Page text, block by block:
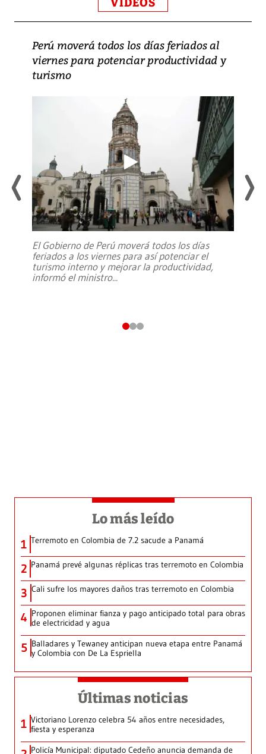
Perú moverá todos los días feriados al
viernes para potenciar productividad y
turismo
El Gobierno de Perú moverá todos los días
feriados a los viernes para así potenciar el
turismo interno y mejorar la productividad,
informó el ministro...
Lo más leído
1 Terremoto en Colombia de 7.2 sacude a Panamá
2 Panamá prevé algunas réplicas tras terremoto en Colombia
3 Cali sufre los mayores daños tras terremoto en Colombia
4 Proponen eliminar fianza y pago anticipado total para obras
de electricidad y agua
5 Balladares y Tewaney anticipan nueva etapa entre Panamá
y Colombia con De La Espriella
Últimas noticias
1 Victoriano Lorenzo celebra 54 años entre necesidades,
fiesta y esperanza
Policía Municipal: diputado Cedeño anuncia demanda de